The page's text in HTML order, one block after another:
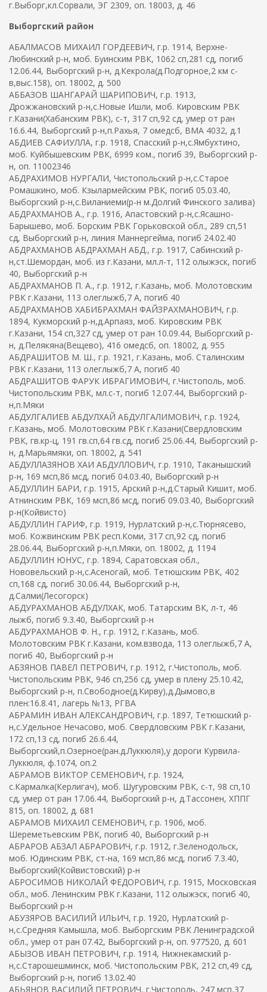
г.Выборг,кл.Сорвали, ЭГ 2309, оп. 18003, д. 46
Выборгский район
АБАЛМАСОВ МИХАИЛ ГОРДЕЕВИЧ, г.р. 1914, Верхне-
Любинский р-н, моб. Буинским РВК, 1062 сп,281 сд, погиб
12.06.44, Выборгский р-н, д.Кекрола(д.Подгорное,2 км с-
в,выс.158), оп. 18002, д. 500
АББАЗОВ ШАНГАРАЙ ШАРИПОВИЧ, г.р. 1913,
Дрожжановский р-н,с.Новые Ишли, моб. Кировским РВК
г.Казани(Хабанским РВК), с-т, 317 сп,92 сд, умер от ран
16.6.44, Выборгский р-н,п.Рахья, 7 омедсб, ВМА 4032, д.1
АБДИЕВ САФИУЛЛА, г.р. 1918, Спасский р-н,с.Ямбухтино,
моб. Куйбышевским РВК, 6999 ком., погиб 39, Выборгский р-
н, оп. 11002346
АБДРАХИМОВ НУРГАЛИ, Чистопольский р-н,с.Старое
Ромашкино, моб. Кзылармейским РВК, погиб 05.03.40,
Выборгский р-н,с.Виланиеми(р-н м.Долгий Финского залива)
АБДРАХМАНОВ А., г.р. 1916, Апастовский р-н,с.Ясашно-
Барышево, моб. Борским РВК Горьковской обл., 289 сп,51
сд, Выборгский р-н, линия Маннергейма, погиб 24.02.40
АБДРАХМАНОВ АБДРАХМАН АБД., г.р. 1917, Сабинский р-
н,ст.Шемордан, моб. из г.Казани, мл.л-т, 112 олыжэск, погиб
40, Выборгский р-н
АБДРАХМАНОВ П. А., г.р. 1912, г.Казань, моб. Молотовским
РВК г.Казани, 113 олеглыжб,7 А, погиб 40
АБДРАХМАНОВ ХАБИБРАХМАН ФАЙЗРАХМАНОВИЧ, г.р.
1894, Кукморский р-н,д.Арпаяз, моб. Кировским РВК
г.Казани, 154 сп,327 сд, умер от ран 10.09.44, Выборгский р-
н, д.Пелякяна(Вещево), 416 омедсб, оп. 18002, д. 955
АБДРАШИТОВ М. Ш., г.р. 1921, г.Казань, моб. Сталинским
РВК г.Казани, 113 олеглыжб,7 А, погиб 40
АБДРАШИТОВ ФАРУК ИБРАГИМОВИЧ, г.Чистополь, моб.
Чистопольским РВК, мл.с-т, погиб 12.07.44, Выборгский р-
н,п.Мяки
АБДУЛГАЛИЕВ АБДУЛХАЙ АБДУЛГАЛИМОВИЧ, г.р. 1924,
г.Казань, моб. Молотовским РВК г.Казани(Свердловским
РВК, гв.кр-ц, 191 гв.сп,64 гв.сд, погиб 25.06.44, Выборгский р-
н, д.Марьямяки, оп. 18002, д. 541
АБДУЛЛАЗЯНОВ ХАИ АБДУЛЛОВИЧ, г.р. 1910, Таканышский
р-н, 169 мсп,86 мсд, погиб 04.03.40, Выборгский р-н
АБДУЛЛИН БАРИ, г.р. 1915, Арский р-н,д.Старый Кишит, моб.
Атнинским РВК, 169 мсп,86 мсд, погиб 09.03.40, Выборгский
р-н(Койвисто)
АБДУЛЛИН ГАРИФ, г.р. 1919, Нурлатский р-н,с.Тюрнясево,
моб. Кожвинским РВК респ.Коми, 317 сп,92 сд, погиб
28.06.44, Выборгский р-н,п.Мяки, оп. 18002, д. 1194
АБДУЛЛИН ЮНУС, г.р. 1894, Саратовская обл.,
Нововельский р-н,с.Асеногай, моб. Тетюшским РВК, 402
сп,168 сд, погиб 30.06.44, Выборгский р-н,
д.Салми(Лесогорск)
АБДУРАХМАНОВ АБДУЛХАК, моб. Татарским ВК, л-т, 46
лыжб, погиб 9.3.40, Выборгский р-н
АБДУРАХМАНОВ Ф. Н., г.р. 1912, г.Казань, моб.
Молотовским РВК г.Казани, ком.взвода, 113 олеглыжб,7 А,
погиб 40, Выборгский р-н
АБЗЯНОВ ПАВЕЛ ПЕТРОВИЧ, г.р. 1912, г.Чистополь, моб.
Чистопольским РВК, 946 сп,256 сд, умер в плену 25.10.42,
Выборгский р-н, п.Свободное(д.Кирву),д.Дымово,в
плен:16.8.41, лагерь №13, РГВА
АБРАМИН ИВАН АЛЕКСАНДРОВИЧ, г.р. 1897, Тетюшский р-
н,с.Удельное Нечасово, моб. Свердловским РВК г.Казани,
172 сп,13 сд, погиб 26.6.44,
Выборгский,п.Озерное(ран.д.Луккюля),у дороги Курвила-
Луккюля, ф.1074, оп.2
АБРАМОВ ВИКТОР СЕМЕНОВИЧ, г.р. 1924,
с.Кармалка(Керлигач), моб. Шугуровским РВК, с-т, 98 сп,10
сд, умер от ран 17.06.44, Выборгский р-н, д.Тассонен, ХППГ
815, оп. 18002, д. 681
АБРАМОВ МИХАИЛ СЕМЕНОВИЧ, г.р. 1906, моб.
Шереметьевским РВК, погиб 40, Выборгский р-н
АБРАРОВ АБЗАЛ АБРАРОВИЧ, г.р. 1912, г.Зеленодольск,
моб. Юдинским РВК, ст-на, 169 мсп,86 мсд, погиб 7.3.40,
Выборгский(Койвистовский) р-н
АБРОСИМОВ НИКОЛАЙ ФЕДОРОВИЧ, г.р. 1915, Московская
обл., моб. Ленинским РВК г.Казани, 112 олыжэск, погиб 40,
Выборгский р-н
АБУЗЯРОВ ВАСИЛИЙ ИЛЬИЧ, г.р. 1920, Нурлатский р-
н,с.Средняя Камышла, моб. Выборгским РВК Ленинградской
обл., умер от ран 07.42, Выборгский р-н, оп. 977520, д. 601
АБЫЗОВ ИВАН ПЕТРОВИЧ, г.р. 1914, Нижнекамский р-
н,с.Старошешминск, моб. Чистопольским РВК, 212 сп,49 сд,
Выборгский р-н, погиб 13.02.40
АБЬЯНОВ ВАСИЛИЙ ПЕТРОВИЧ, г.Чистополь, 247 мсп,37